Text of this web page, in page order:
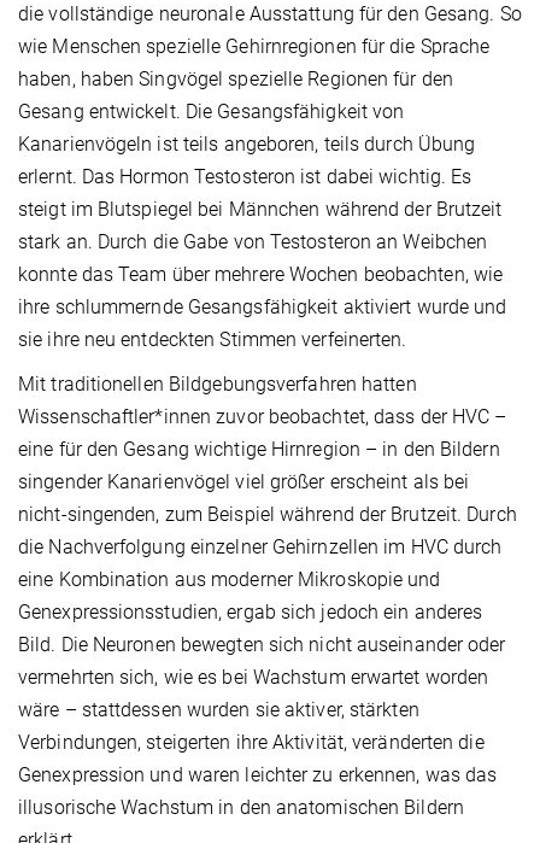
die vollständige neuronale Ausstattung für den Gesang. So
wie Menschen spezielle Gehirnregionen für die Sprache
haben, haben Singvögel spezielle Regionen für den
Gesang entwickelt. Die Gesangsfähigkeit von
Kanarienvögeln ist teils angeboren, teils durch Übung
erlernt. Das Hormon Testosteron ist dabei wichtig. Es
steigt im Blutspiegel bei Männchen während der Brutzeit
stark an. Durch die Gabe von Testosteron an Weibchen
konnte das Team über mehrere Wochen beobachten, wie
ihre schlummernde Gesangsfähigkeit aktiviert wurde und
sie ihre neu entdeckten Stimmen verfeinerten.
Mit traditionellen Bildgebungsverfahren hatten
Wissenschaftler*innen zuvor beobachtet, dass der HVC –
eine für den Gesang wichtige Hirnregion – in den Bildern
singender Kanarienvögel viel größer erscheint als bei
nicht-singenden, zum Beispiel während der Brutzeit. Durch
die Nachverfolgung einzelner Gehirnzellen im HVC durch
eine Kombination aus moderner Mikroskopie und
Genexpressionsstudien, ergab sich jedoch ein anderes
Bild. Die Neuronen bewegten sich nicht auseinander oder
vermehrten sich, wie es bei Wachstum erwartet worden
wäre – stattdessen wurden sie aktiver, stärkten
Verbindungen, steigerten ihre Aktivität, veränderten die
Genexpression und waren leichter zu erkennen, was das
illusorische Wachstum in den anatomischen Bildern